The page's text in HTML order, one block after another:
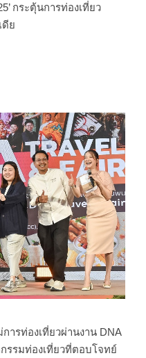
กระตุ้นการท่องเที่ยว
ดีย
รท่องเที่ยวผ่านงาน DNA
รรมท่องเที่ยวที่ตอบโจทย์